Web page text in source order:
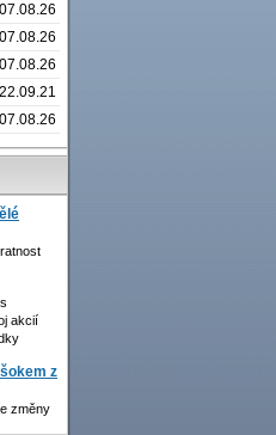
07.08.26
07.08.26
07.08.26
22.09.21
07.08.26
akcií
z
změny